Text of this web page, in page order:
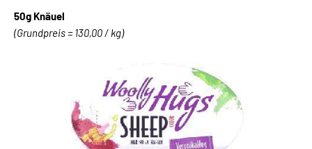
50g Knäuel
(Grundpreis = 130,00 / kg)